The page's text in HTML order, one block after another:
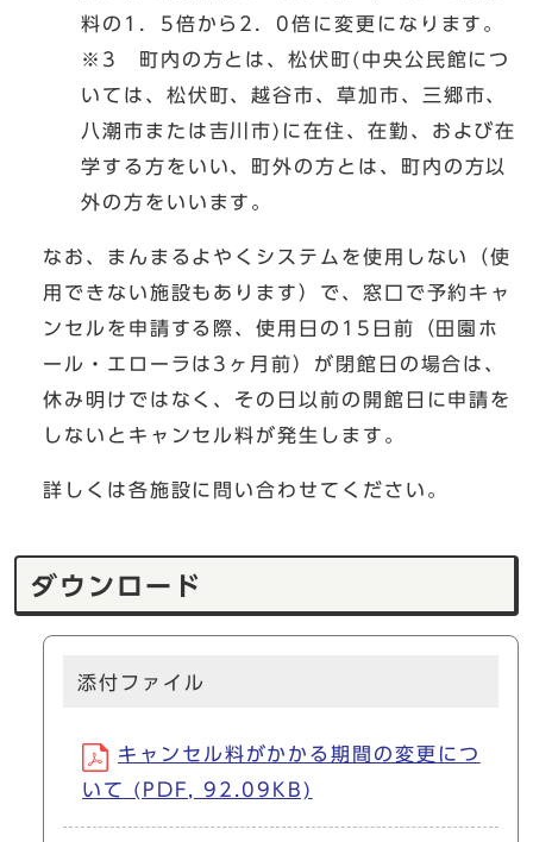
料の1．5倍から2．0倍に変更になります。
※3 町内の方とは、松伏町(中央公民館につ
いては、松伏町、越谷市、草加市、三郷市、
八潮市または吉川市)に在住、在勤、および在
学する方をいい、町外の方とは、町内の方以
外の方をいいます。
なお、まんまるよやくシステムを使用しない（使
用できない施設もあります）で、窓口で予約キャ
ンセルを申請する際、使用日の15日前（田園ホ
ール・エローラは3ヶ月前）が閉館日の場合は、
休み明けではなく、その日以前の開館日に申請を
しないとキャンセル料が発生します。
詳しくは各施設に問い合わせてください。
ダウンロード
添付ファイル
キャンセル料がかかる期間の変更につ
いて (PDF, 92.09KB)